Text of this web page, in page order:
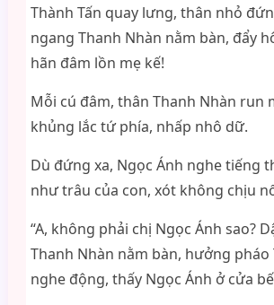
Thành Tấn quay lưng, thân nhỏ
ngang Thanh Nhàn nằm bàn, đẩy
hãn đâm lồn mẹ kế!
Mỗi cú đâm, thân Thanh Nhàn run
khủng lắc tứ phía, nhấp nhô dữ.
Dù đứng xa, Ngọc Ánh nghe tiếng
như trâu của con, xót không chịu
“A, không phải chị Ngọc Ánh sao?
Thanh Nhàn nằm bàn, hưởng pháo
nghe động, thấy Ngọc Ánh ở cửa